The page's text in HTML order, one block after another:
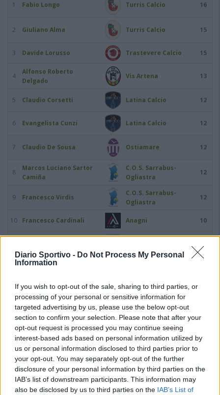
Diario Sportivo - Do Not Process My Personal
Information
If you wish to opt-out of the sale, sharing to third parties, or
processing of your personal or sensitive information for
targeted advertising by us, please use the below opt-out
section to confirm your selection. Please note that after your
opt-out request is processed you may continue seeing
interest-based ads based on personal information utilized by
us or personal information disclosed to third parties prior to
your opt-out. You may separately opt-out of the further
disclosure of your personal information by third parties on the
IAB’s list of downstream participants. This information may
also be disclosed by us to third parties on the IAB’s List of
1 Fabio Longo Turris Calcio 16
2 Giuliano Alma Turris Calcio 15
3 Davide Lorusso Trastevere Calcio 15
4
Alfonso Roberto
Delgado
Vis Artena 13
5 Claudio Corsetti Latina Calcio 12
6 Evangelista Cunzi Latina Calcio 12
7 Claudio De Sousa Ostiamare 12
8
Marcos Luciano Sartor
Camiña
C.O.S. Sarrabus-
Ogliastra
12
9 Francesco Virdis
C.O.S. Sarrabus-
Ogliastra
12
10 Francesco Cardinali Anagni 10
12 Gian Piero Tozzi
13 Marco Ilari
Pro Calcio Tor
Sapienza
14 Nicolò Pozzebon Arzachena Academy
15
Leonardo Jose Abreu
Santos
Cassino Calcio 7
16 Antonio Ferrara Nuova Florida
17 Daniele Forte Turris Calcio